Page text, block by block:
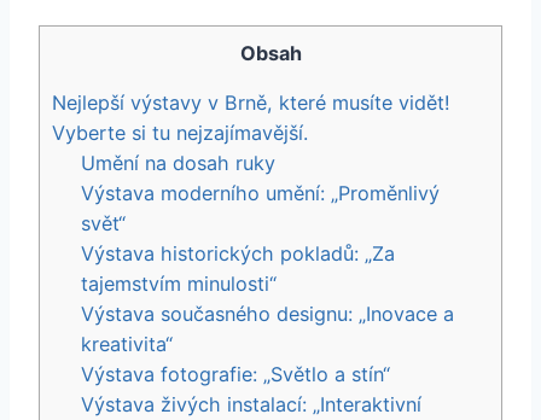
Obsah
Nejlepší výstavy v Brně, které musíte vidět!
Vyberte si tu nejzajímavější.
Umění na dosah ruky
Výstava moderního umění: „Proměnlivý
svět“
Výstava historických pokladů: „Za
tajemstvím minulosti“
Výstava současného designu: „Inovace a
kreativita“
Výstava fotografie: „Světlo a stín“
Výstava živých instalací: „Interaktivní